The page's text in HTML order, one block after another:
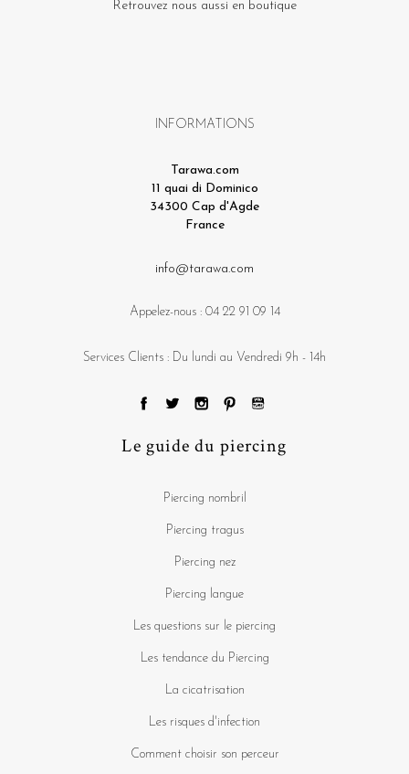
Retrouvez nous aussi en boutique
INFORMATIONS
Tarawa.com
11 quai di Dominico
34300 Cap d'Agde
France
info@tarawa.com
Appelez-nous : 04 22 91 09 14
Services Clients : Du lundi au Vendredi 9h - 14h
Le guide du piercing
Piercing nombril
Piercing tragus
Piercing nez
Piercing langue
Les questions sur le piercing
Les tendance du Piercing
La cicatrisation
Les risques d'infection
Comment choisir son perceur